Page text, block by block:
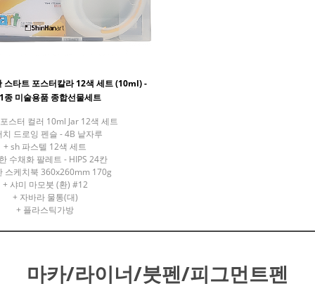
스타트 포스터칼라 12색 세트 (10ml) -
종 미술용품 종합선물세트
스터 컬러 10ml Jar 12색 세트
치 드로잉 펜슬 - 4B 낱자루
+ sh 파스텔 12색 세트
수채화 팔레트 - HIPS 24칸
스케치북 360x260mm 170g
+ 샤미 마모붓 (환) #12
+ 자바라 물통(대)
+ 플라스틱가방
￦ 22,120원
마카/라이너/붓펜/피그먼트펜